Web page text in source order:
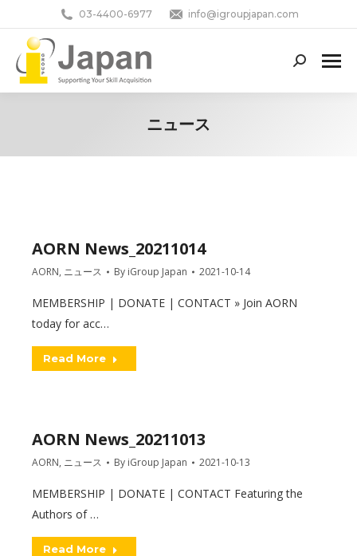
03-4400-6977 info@igroupjapan.com
Search:
ニュース
AORN News_20211014
AORN, ニュース By iGroup Japan 2021-10-14
MEMBERSHIP | DONATE | CONTACT » Join AORN
today for acc…
Read More
AORN News_20211013
AORN, ニュース By iGroup Japan 2021-10-13
MEMBERSHIP | DONATE | CONTACT Featuring the
Authors of …
Read More